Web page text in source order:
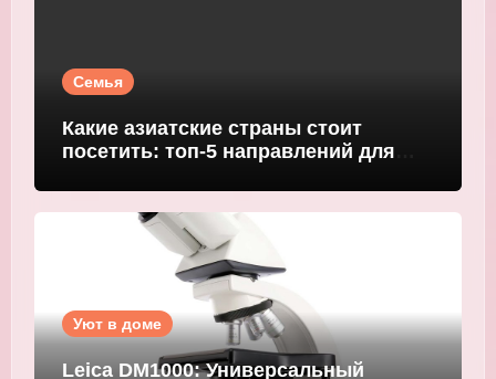
Семья
Какие азиатские страны стоит
посетить: топ-5 направлений для
Уют в доме
Leica DM1000: Универсальный